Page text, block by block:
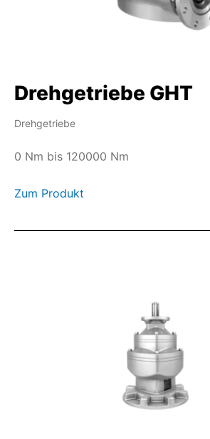
Drehgetriebe GHT
Drehgetriebe
0 Nm bis 120000 Nm
Zum Produkt